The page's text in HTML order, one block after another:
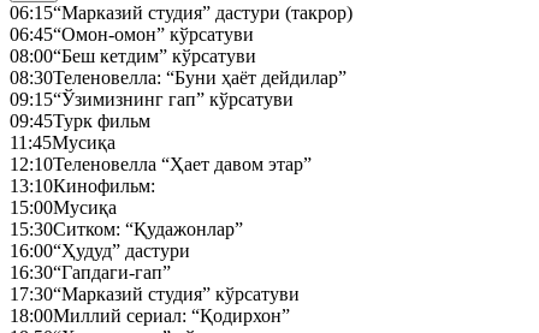
06:15“Марказий студия” дастури (такрор)
06:45“Омон-омон” кўрсатуви
08:00“Беш кетдим” кўрсатуви
08:30Теленовелла: “Буни ҳаёт дейдилар”
09:15“Ўзимизнинг гап” кўрсатуви
09:45Турк фильм
11:45Мусиқа
12:10Теленовелла “Ҳает давом этар”
13:10Кинофильм:
15:00Мусиқа
15:30Ситком: “Қудажонлар”
16:00“Ҳудуд” дастури
16:30“Гапдаги-гап”
17:30“Марказий студия” кўрсатуви
18:00Миллий сериал: “Қодирхон”